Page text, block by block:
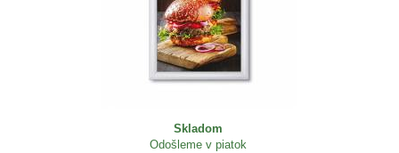
Skladom
Odošleme v piatok